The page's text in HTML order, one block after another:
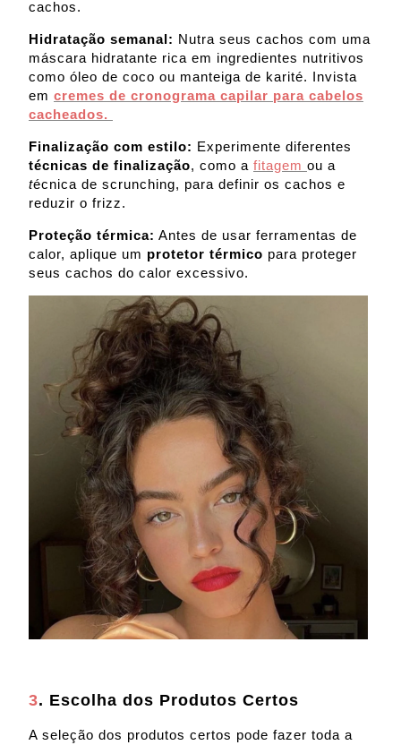
cachos.
Hidratação semanal: Nutra seus cachos com uma
máscara hidratante rica em ingredientes nutritivos
como óleo de coco ou manteiga de karité. Invista
em cremes de cronograma capilar para cabelos
cacheados.
Finalização com estilo: Experimente diferentes
técnicas de finalização, como a fitagem ou a
técnica de scrunching, para definir os cachos e
reduzir o frizz.
Proteção térmica: Antes de usar ferramentas de
calor, aplique um protetor térmico para proteger
seus cachos do calor excessivo.
3. Escolha dos Produtos Certos
A seleção dos produtos certos pode fazer toda a